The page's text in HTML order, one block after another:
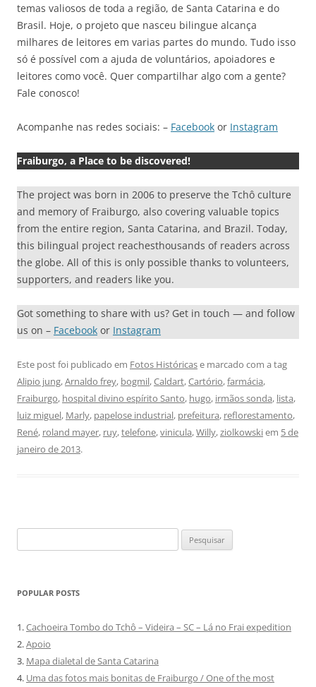
temas valiosos de toda a região, de Santa Catarina e do
Brasil. Hoje, o projeto que nasceu bilingue alcança
milhares de leitores em varias partes do mundo. Tudo isso
só é possível com a ajuda de voluntários, apoiadores e
leitores como você. Quer compartilhar algo com a gente?
Fale conosco!
Acompanhe nas redes sociais: – Facebook or Instagram
Fraiburgo, a Place to be discovered!
The project was born in 2006 to preserve the Tchô culture
and memory of Fraiburgo, also covering valuable topics
from the entire region, Santa Catarina, and Brazil. Today,
this bilingual project reachesthousands of readers across
the globe. All of this is only possible thanks to volunteers,
supporters, and readers like you.
Got something to share with us? Get in touch — and follow
us on – Facebook or Instagram
Este post foi publicado em Fotos Históricase marcado com a tag
Alipio jung,Arnaldo frey, bogmil,Caldart,Cartório,farmácia,
Fraiburgo, hospital divino espírito Santo, hugo, irmãos sonda, lista,
luiz miguel, Marly, papelose industrial, prefeitura, reflorestamento,
René, roland mayer, ruy,telefone,vinicula,Willy,ziolkowskiem 5 de
janeiro de 2013.
por:
POPULAR POSTS
1.Cachoeira Tombo do Tchô – Videira – SC – Lá no Frai expedition
2.Apoio
3. Mapa dialetal de Santa Catarina
4. Uma das fotos mais bonitas de Fraiburgo / One of the most